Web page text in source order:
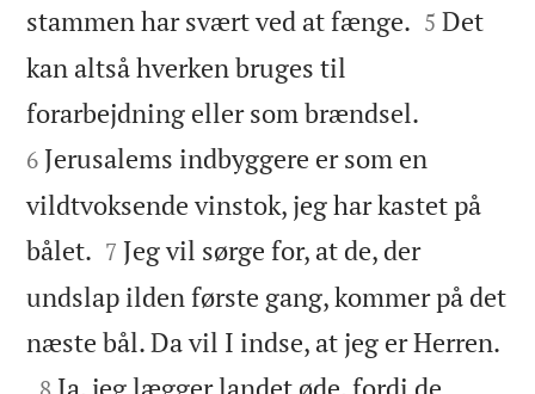
stammen har svært ved at fænge. 

5 Det
kan altså hverken bruges til
forarbejdning eller som brændsel.
6 Jerusalems indbyggere er som en
vildtvoksende vinstok, jeg har kastet på
bålet. 

7 Jeg vil sørge for, at de, der
undslap ilden første gang, kommer på det
næste bål. Da vil I indse, at jeg er Herren.
